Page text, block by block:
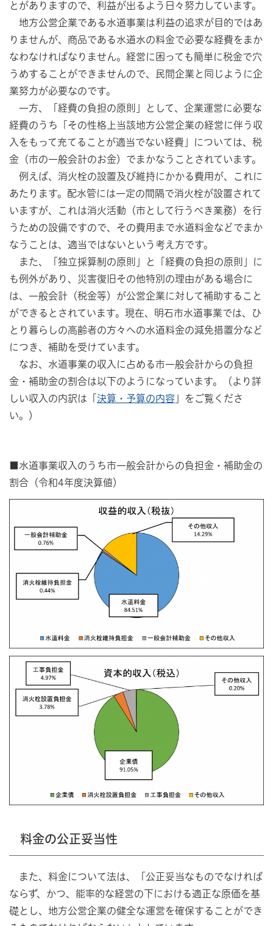
とがありますので、利益が出るよう日々努力しています。
地方公営企業である水道事業は利益の追求が目的ではあ
りませんが、商品である水道水の料金で必要な経費をまか
なわなければなりません。経営に困っても簡単に税金で穴
うめすることができませんので、民間企業と同じように企
業努力が必要なのです。
一方、「経費の負担の原則」として、企業運営に必要な
経費のうち「その性格上当該地方公営企業の経営に伴う収
入をもって充てることが適当でない経費」については、税
金（市の一般会計のお金）でまかなうことされています。
例えば、消火栓の設置及び維持にかかる費用が、これに
あたります。配水管には一定の間隔で消火栓が設置されて
いますが、これは消火活動（市として行うべき業務）を行
うための設備ですので、その費用まで水道料金などでまか
なうことは、適当ではないという考え方です。
また、「独立採算制の原則」と「経費の負担の原則」に
も例外があり、災害復旧その他特別の理由がある場合に
は、一般会計（税金等）が公営企業に対して補助すること
ができるとされています。現在、明石市水道事業では、ひ
とり暮らしの高齢者の方々への水道料金の減免措置分など
につき、補助を受けています。
なお、水道事業の収入に占める市一般会計からの負担
金・補助金の割合は以下のようになっています。（より詳
しい収入の内訳は「 決算・予算の内容 」をご覧くださ
い。）
■水道事業収入のうち市一般会計からの負担金・補助金の
割合（令和4年度決算値）
料金の公正妥当性
また、料金について法は、「公正妥当なものでなければ
ならず、かつ、能率的な経営の下における適正な原価を基
礎とし、地方公営企業の健全な運営を確保することができ